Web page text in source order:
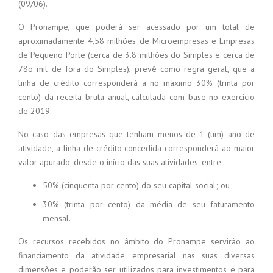
(09/06).
O Pronampe, que poderá ser acessado por um total de
aproximadamente 4,58 milhões de Microempresas e Empresas
de Pequeno Porte (cerca de 3.8 milhões do Simples e cerca de
78o mil de fora do Simples), prevê como regra geral, que a
linha de crédito corresponderá a no máximo 30% (trinta por
cento) da receita bruta anual, calculada com base no exercício
de 2019.
No caso das empresas que tenham menos de 1 (um) ano de
atividade, a linha de crédito concedida corresponderá ao maior
valor apurado, desde o início das suas atividades, entre:
50% (cinquenta por cento) do seu capital social; ou
30% (trinta por cento) da média de seu faturamento
mensal.
Os recursos recebidos no âmbito do Pronampe servirão ao
ﬁnanciamento da atividade empresarial nas suas diversas
dimensões e poderão ser utilizados para investimentos e para